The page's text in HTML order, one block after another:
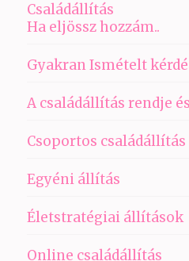
Családállítás
Ha eljössz hozzám..
Gyakran Ismételt
A családállítás rendje
Csoportos családállítás
Egyéni állítás
Életstratégiai állítások
Online családállítás